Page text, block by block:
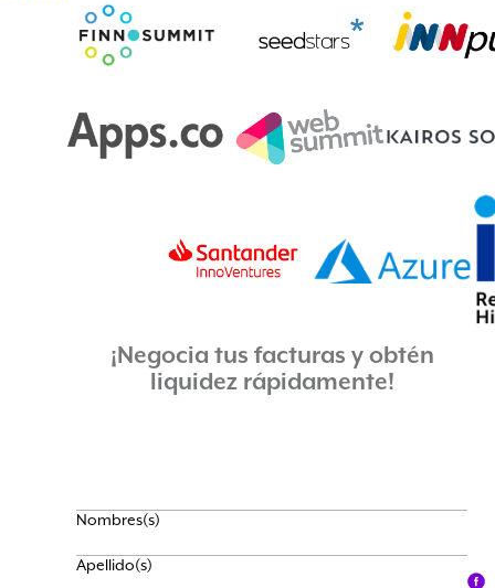
¡Negocia tus facturas y obtén
liquidez rápidamente!
Nombres(s)
Apellido(s)